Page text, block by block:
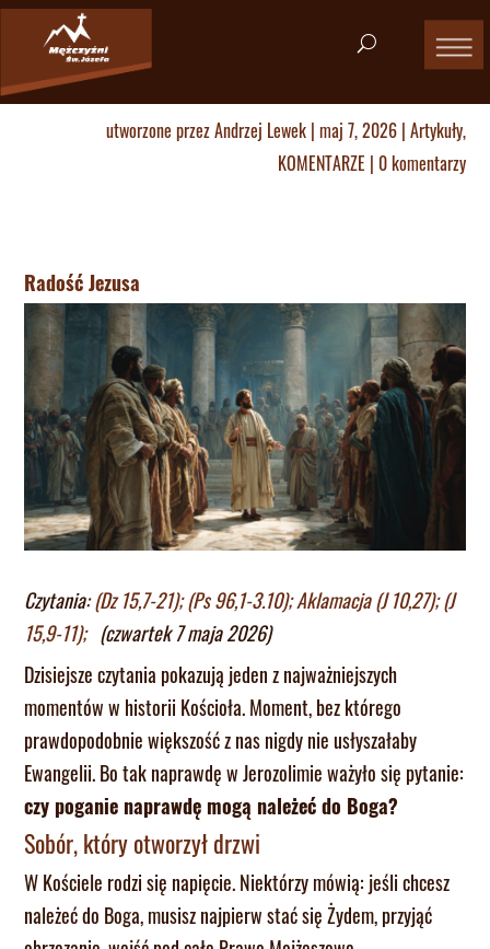
utworzone przezAndrzej Lewek| maj 7, 2026| Artykuły,
KOMENTARZE | 0 komentarzy
Radość Jezusa
Czytania:(Dz 15,7-21); (Ps 96,1-3.10); Aklamacja (J 10,27); (J
15,9-11);(czwartek 7 maja 2026)
Dzisiejsze czytania pokazują jeden z najważniejszych
momentów w historii Kościoła. Moment, bez którego
prawdopodobnie większość z nas nigdy nie usłyszałaby
Ewangelii. Bo tak naprawdę w Jerozolimie ważyło się pytanie:
czy poganie naprawdę mogą należeć do Boga?
Sobór, który otworzył drzwi
W Kościele rodzi się napięcie. Niektórzy mówią: jeśli chcesz
należeć do Boga, musisz najpierw stać się Żydem, przyjąć